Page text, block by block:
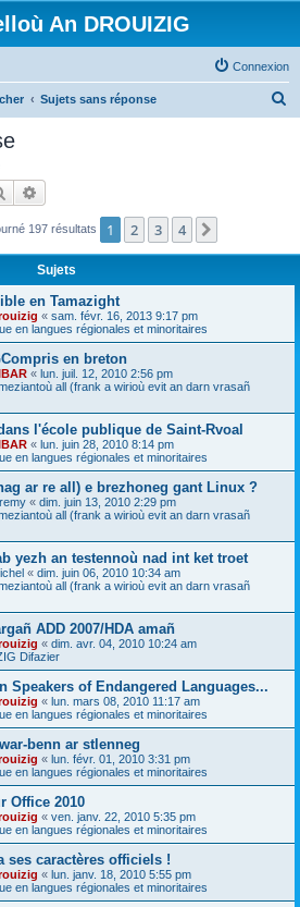
An DROUIZIG
Connexion
Sujets sans réponse
c
Rechercher
197 résultats 1 2 3 4
Sujets
en Tamazight
« sam. févr. 16, 2013 9:17 pm
en langues régionales et minoritaires
en breton
« lun. juil. 12, 2010 2:56 pm
all (frank a wirioù evit an darn vrasañ
l'école publique de Saint-Rvoal
« lun. juin 28, 2010 8:14 pm
en langues régionales et minoritaires
ar re all) e brezhoneg gant Linux ?
« dim. juin 13, 2010 2:29 pm
all (frank a wirioù evit an darn vrasañ
yezh an testennoù nad int ket troet
« dim. juin 06, 2010 10:34 am
all (frank a wirioù evit an darn vrasañ
ADD 2007/HDA amañ
« dim. avr. 04, 2010 10:24 am
Difazier
Speakers of Endangered Languages...
« lun. mars 08, 2010 11:17 am
en langues régionales et minoritaires
benn ar stlenneg
« lun. févr. 01, 2010 3:31 pm
en langues régionales et minoritaires
Office 2010
« ven. janv. 22, 2010 5:35 pm
en langues régionales et minoritaires
ses caractères officiels !
« lun. janv. 18, 2010 5:55 pm
en langues régionales et minoritaires